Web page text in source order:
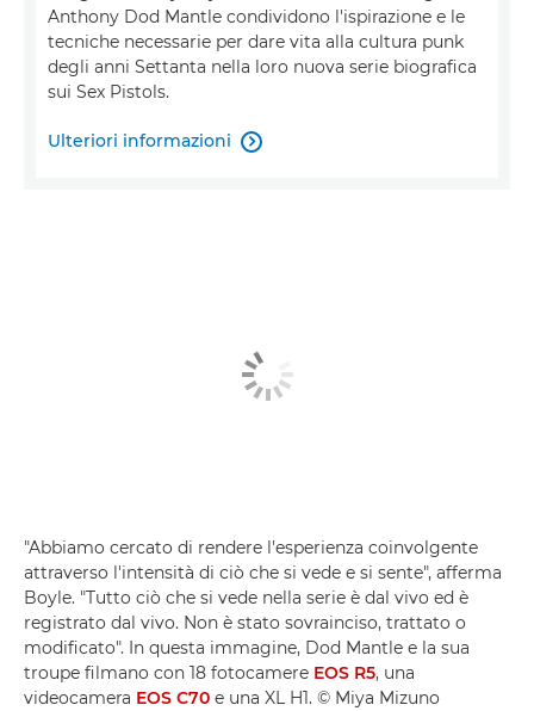
Anthony Dod Mantle condividono l'ispirazione e le
tecniche necessarie per dare vita alla cultura punk
degli anni Settanta nella loro nuova serie biografica
sui Sex Pistols.
Ulteriori informazioni 
"Abbiamo cercato di rendere l'esperienza coinvolgente
attraverso l'intensità di ciò che si vede e si sente", afferma
Boyle. "Tutto ciò che si vede nella serie è dal vivo ed è
registrato dal vivo. Non è stato sovrainciso, trattato o
modificato". In questa immagine, Dod Mantle e la sua
troupe filmano con 18 fotocamere EOS R5, una
videocamera EOS C70 e una XL H1. © Miya Mizuno